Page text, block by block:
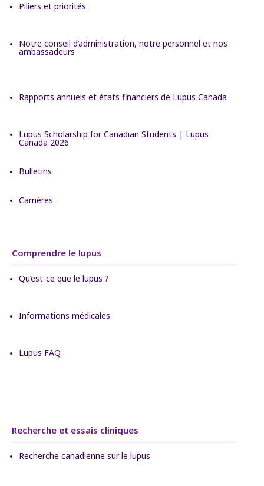
Piliers et priorités
Notre conseil d’administration, notre personnel et nos
ambassadeurs
Rapports annuels et états financiers de Lupus Canada
Lupus Scholarship for Canadian Students | Lupus
Canada 2026
Bulletins
Carrières
Comprendre le lupus
Qu’est-ce que le lupus ?
Informations médicales
Lupus FAQ
Recherche et essais cliniques
Recherche canadienne sur le lupus